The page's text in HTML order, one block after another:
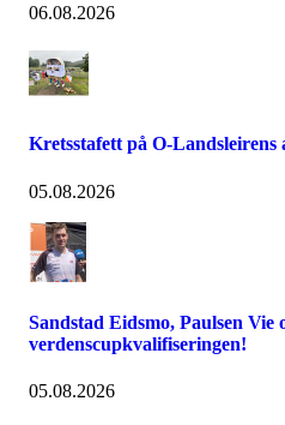
06.08.2026
Kretsstafett på O-Landsleirens
05.08.2026
Sandstad Eidsmo, Paulsen
verdenscupkvalifiseringen!
05.08.2026